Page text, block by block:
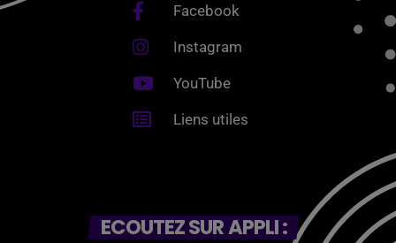
Facebook
Instagram
YouTube
Liens utiles
ECOUTEZ SUR APPLI :